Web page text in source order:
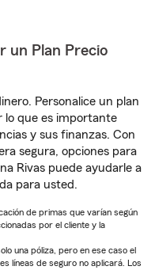
un Plan Precio
Personalice un plan
lo que es importante
y sus finanzas. Con
segura, opciones para
Rivas puede ayudarle a
para usted.
de primas que varían según
por el cliente y la
una póliza, pero en ese caso el
líneas de seguro no aplicará. Los